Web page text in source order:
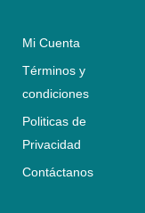
Mi Cuenta
Términos y
condiciones
Politicas de
Privacidad
Contáctanos